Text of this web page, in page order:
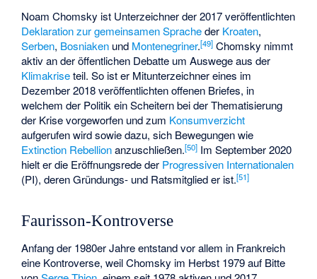
Noam Chomsky ist Unterzeichner der 2017 veröffentlichten
Deklaration zur gemeinsamen Spracheder Kroaten,
Serben, Bosniaken und Montenegriner.[49] Chomsky nimmt
aktiv an der öffentlichen Debatte um Auswege aus der
Klimakriseteil. So ist er Mitunterzeichner eines im
Dezember 2018 veröffentlichten offenen Briefes, in
welchem der Politik ein Scheitern bei der Thematisierung
der Krise vorgeworfen und zum Konsumverzicht
aufgerufen wird sowie dazu, sich Bewegungen wie
Extinction Rebellionanzuschließen.[50] Im September 2020
hielt er die Eröffnungsrede der Progressiven Internationalen
(PI), deren Gründungs- und Ratsmitglied er ist.[51]
Faurisson-Kontroverse
Anfang der 1980er Jahre entstand vor allem in Frankreich
eine Kontroverse, weil Chomsky im Herbst 1979 auf Bitte